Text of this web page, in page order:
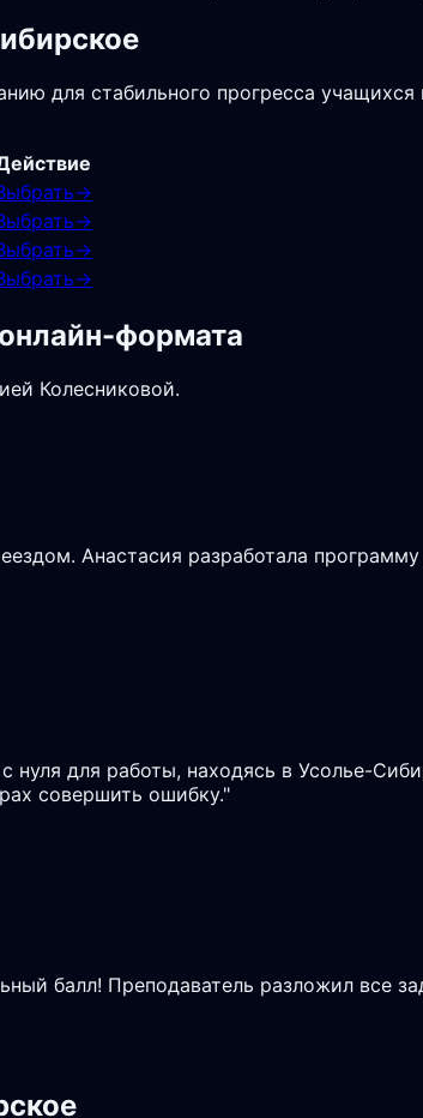
для стабильного прогресса
→
→
→
→
формата
Колесниковой.
Анастасия разработала
для работы, находясь в Усолье-
совершить ошибку."
балл! Преподаватель разложил все